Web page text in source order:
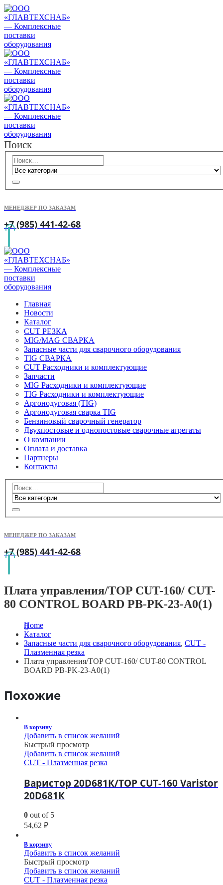
Поиск
МЕНЕДЖЕР ПО ЗАКАЗАМ
+7 (985) 441-42-68
Главная
Новости
Каталог
CUT РЕЗКА
MIG/MAG СВАРКА
Запасные части для сварочного оборудования
TIG СВАРКА
CUT Расходники и комплектующие
Запчасти
MIG Расходники и комплектующие
TIG Расходники и комплектующие
Аргонодуговая (TIG)
Аргонодуговая сварка TIG
Бензиновый сварочный генератор
Двухпостовые и однопостовые сварочные агрегаты
О компании
Оплата и доставка
Партнеры
Контакты
МЕНЕДЖЕР ПО ЗАКАЗАМ
+7 (985) 441-42-68
Плата управления/TOP CUT-160/ CUT-
80 CONTROL BOARD PB-PK-23-A0(1)
Home
Каталог
Запасные части для сварочного оборудования, CUT -
Плазменная резка
Плата управления/TOP CUT-160/ CUT-80 CONTROL
BOARD PB-PK-23-A0(1)
Похожие
В корзину
Добавить в список желаний
Быстрый просмотр
Добавить в список желаний
CUT - Плазменная резка
Варистор 20D681К/TOP CUT-160 Varistor
20D681К
0 out of 5
54,62 ₽
В корзину
Добавить в список желаний
Быстрый просмотр
Добавить в список желаний
CUT - Плазменная резка